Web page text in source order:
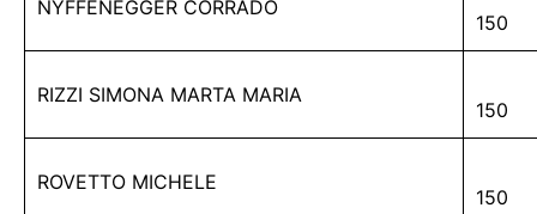
NYFFENEGGER CORRADO
150
RIZZI SIMONA MARTA MARIA
150
ROVETTO MICHELE
150